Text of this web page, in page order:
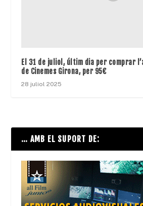
El 31 de juliol, últim dia per comprar
de Cinemes Girona, per 95€
28 juliol 2025
… AMB EL SUPORT DE: